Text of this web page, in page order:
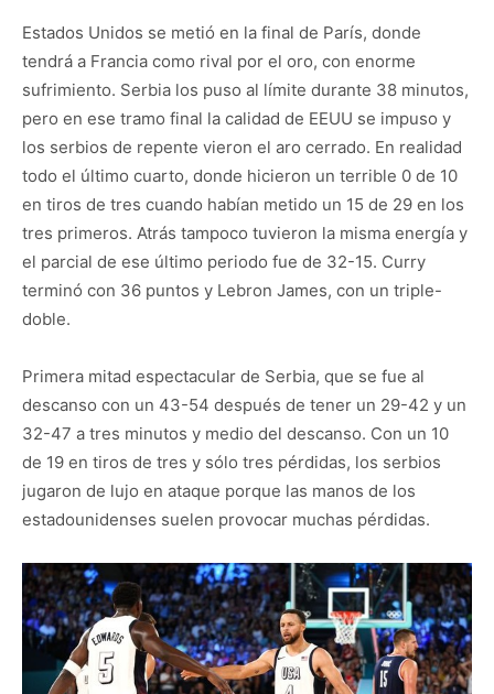
Estados Unidos se metió en la final de París, donde
tendrá a Francia como rival por el oro, con enorme
sufrimiento. Serbia los puso al límite durante 38 minutos,
pero en ese tramo final la calidad de EEUU se impuso y
los serbios de repente vieron el aro cerrado. En realidad
todo el último cuarto, donde hicieron un terrible 0 de 10
en tiros de tres cuando habían metido un 15 de 29 en los
tres primeros. Atrás tampoco tuvieron la misma energía y
el parcial de ese último periodo fue de 32-15. Curry
terminó con 36 puntos y Lebron James, con un triple-
doble.
Primera mitad espectacular de Serbia, que se fue al
descanso con un 43-54 después de tener un 29-42 y un
32-47 a tres minutos y medio del descanso. Con un 10
de 19 en tiros de tres y sólo tres pérdidas, los serbios
jugaron de lujo en ataque porque las manos de los
estadounidenses suelen provocar muchas pérdidas.